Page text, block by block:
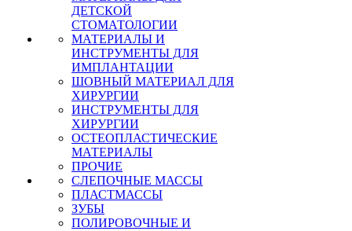
ДЕТСКОЙ
СТОМАТОЛОГИИ
МАТЕРИАЛЫ И
ИНСТРУМЕНТЫ ДЛЯ
ИМПЛАНТАЦИИ
ШОВНЫЙ МАТЕРИАЛ ДЛЯ
ХИРУРГИИ
ИНСТРУМЕНТЫ ДЛЯ
ХИРУРГИИ
ОСТЕОПЛАСТИЧЕСКИЕ
МАТЕРИАЛЫ
ПРОЧИЕ
СЛЕПОЧНЫЕ МАССЫ
ПЛАСТМАССЫ
ЗУБЫ
ПОЛИРОВОЧНЫЕ И